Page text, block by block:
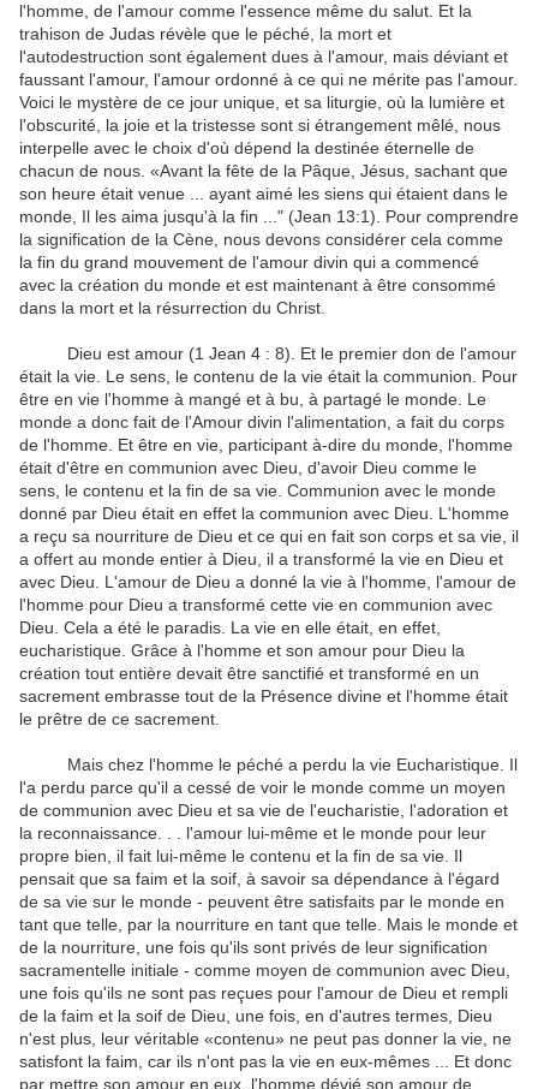
l'homme, de l'amour comme l'essence même du salut. Et la
trahison de Judas révèle que le péché, la mort et
l'autodestruction sont également dues à l'amour, mais déviant et
faussant l'amour, l'amour ordonné à ce qui ne mérite pas l'amour.
Voici le mystère de ce jour unique, et sa liturgie, où la lumière et
l'obscurité, la joie et la tristesse sont si étrangement mêlé, nous
interpelle avec le choix d'où dépend la destinée éternelle de
chacun de nous. «Avant la fête de la Pâque, Jésus, sachant que
son heure était venue ... ayant aimé les siens qui étaient dans le
monde, Il les aima jusqu'à la fin ..." (Jean 13:1). Pour comprendre
la signification de la Cène, nous devons considérer cela comme
la fin du grand mouvement de l'amour divin qui a commencé
avec la création du monde et est maintenant à être consommé
dans la mort et la résurrection du Christ.
Dieu est amour (1 Jean 4 : 8) . Et le premier don de l'amour
était la vie. Le sens, le contenu de la vie était la communion. Pour
être en vie l'homme à mangé et à bu, à partagé le monde. Le
monde a donc fait de l'Amour divin l'alimentation, a fait du corps
de l'homme. Et être en vie, participant à-dire du monde, l'homme
était d'être en communion avec Dieu, d'avoir Dieu comme le
sens, le contenu et la fin de sa vie. Communion avec le monde
donné par Dieu était en effet la communion avec Dieu. L'homme
a reçu sa nourriture de Dieu et ce qui en fait son corps et sa vie, il
a offert au monde entier à Dieu, il a transformé la vie en Dieu et
avec Dieu. L'amour de Dieu a donné la vie à l'homme, l'amour de
l'homme pour Dieu a transformé cette vie en communion avec
Dieu. Cela a été le paradis. La vie en elle était, en effet,
eucharistique. Grâce à l'homme et son amour pour Dieu la
création tout entière devait être sanctifié et transformé en un
sacrement embrasse tout de la Présence divine et l'homme était
le prêtre de ce sacrement.
Mais chez l'homme le péché a perdu la vie Eucharistique. Il
l'a perdu parce qu'il a cessé de voir le monde comme un moyen
de communion avec Dieu et sa vie de l'eucharistie, l'adoration et
la reconnaissance. . . l'amour lui-même et le monde pour leur
propre bien, il fait lui-même le contenu et la fin de sa vie. Il
pensait que sa faim et la soif, à savoir sa dépendance à l'égard
de sa vie sur le monde - peuvent être satisfaits par le monde en
tant que telle, par la nourriture en tant que telle. Mais le monde et
de la nourriture, une fois qu'ils sont privés de leur signification
sacramentelle initiale - comme moyen de communion avec Dieu,
une fois qu'ils ne sont pas reçues pour l'amour de Dieu et rempli
de la faim et la soif de Dieu, une fois, en d'autres termes, Dieu
n'est plus, leur véritable «contenu» ne peut pas donner la vie, ne
satisfont la faim, car ils n'ont pas la vie en eux-mêmes ... Et donc
par mettre son amour en eux, l'homme dévié son amour de